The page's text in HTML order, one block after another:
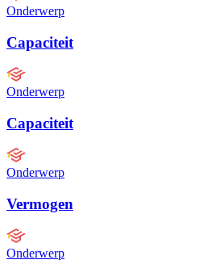
Onderwerp
Capaciteit
Onderwerp
Capaciteit
Onderwerp
Vermogen
Onderwerp